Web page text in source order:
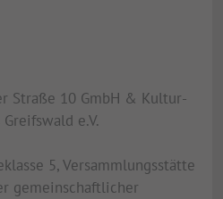
Straße 10 GmbH & Kultur-
e.V.
5, Versammlungsstätte
gemeinschaftlicher